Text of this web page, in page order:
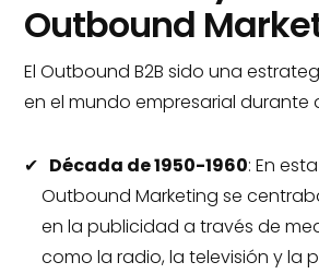
Outbound
El Outbound B2B sido una
en el mundo empresarial durante
Década de 1950-1960: En
Outbound Marketing se
en la publicidad a través de
como la radio, la televisión y la